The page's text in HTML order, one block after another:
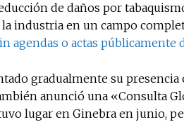
de daños por
industria en un campo
agendas o actas públicamente
gradualmente su
anunció una «Consulta
lugar en Ginebra en junio,